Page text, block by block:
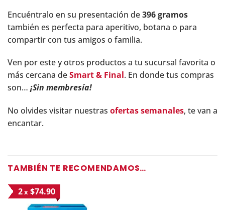
Encuéntralo en su presentación de396 gramos
también es perfecta para aperitivo, botana o para
compartir con tus amigos o familia.
Ven por este y otros productos a tu sucursal favorita o
más cercana deSmart & Final. En donde tus compras
son… ¡Sin membresía!
No olvides visitar nuestras ofertas semanales, te van a
encantar.
TAMBIÉN TE RECOMENDAMOS…
2x$74.90